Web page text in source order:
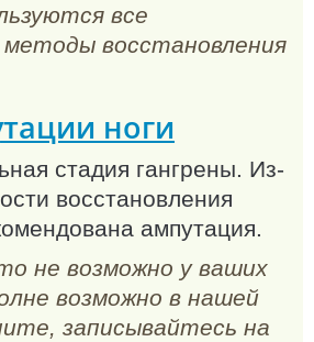
все
восстановления
ноги
стадия гангрены. Из-
восстановления
ампутация.
не возможно у ваших
возможно в нашей
записывайтесь на